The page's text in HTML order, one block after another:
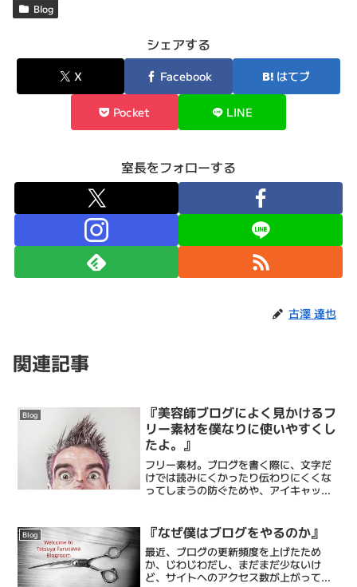
Blog
シェアする
X Facebook はてブ
Pocket LINE
室長をフォローする
古澤 達也
関連記事
Blog
『美容師ブログによく見かけるフ
リー素材を僕なりに使いやすくし
たよ。』
フリー素材。ブログを書く際に、文字だ
けでは読みにくかったり伝わりにくくな
ってしまうの防ぐためや、アイキャッチ
は沢山の画像がならぶ。その中には使い
やすいものと使いづらい...
Blog 『なぜ僕はブログをやるのか』
最近、ブログの更新頻度を上げたため
か、じわじわだし、まだまだ少ないけ
ど、サイトへのアクセス数が上がってま